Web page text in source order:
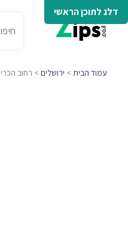
דלג לתוכן הראשי
עמוד הבית > ירושלים > רחוב הכרי